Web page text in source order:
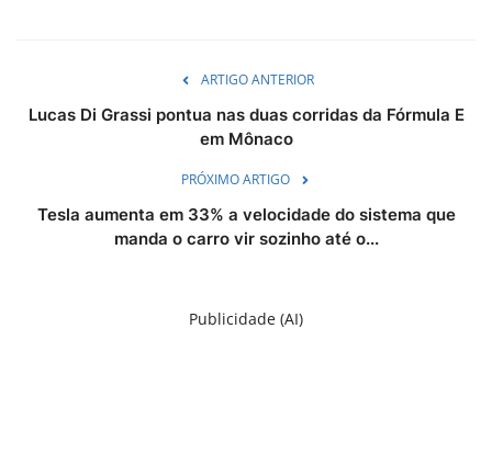
ARTIGO ANTERIOR
Lucas Di Grassi pontua nas duas corridas da Fórmula E
em Mônaco
PRÓXIMO ARTIGO
Tesla aumenta em 33% a velocidade do sistema que
manda o carro vir sozinho até o...
Publicidade (AI)